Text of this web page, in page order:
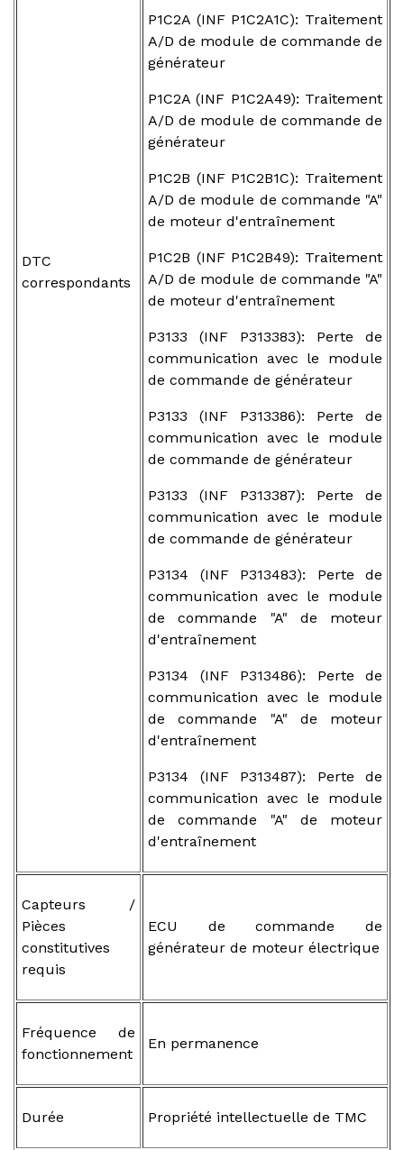
DTC
correspondants
P1C2A (INF P1C2A1C): Traitement
A/D de module de commande de
générateur
P1C2A (INF P1C2A49): Traitement
A/D de module de commande de
générateur
P1C2B (INF P1C2B1C): Traitement
A/D de module de commande "A"
de moteur d'entraînement
P1C2B (INF P1C2B49): Traitement
A/D de module de commande "A"
de moteur d'entraînement
P3133 (INF P313383): Perte de
communication avec le module
de commande de générateur
P3133 (INF P313386): Perte de
communication avec le module
de commande de générateur
P3133 (INF P313387): Perte de
communication avec le module
de commande de générateur
P3134 (INF P313483): Perte de
communication avec le module
de commande "A" de moteur
d'entraînement
P3134 (INF P313486): Perte de
communication avec le module
de commande "A" de moteur
d'entraînement
P3134 (INF P313487): Perte de
communication avec le module
de commande "A" de moteur
d'entraînement
Capteurs /
Pièces
constitutives
requis
ECU de commande de
générateur de moteur électrique
Fréquence de
fonctionnement
En permanence
Durée Propriété intellectuelle de TMC